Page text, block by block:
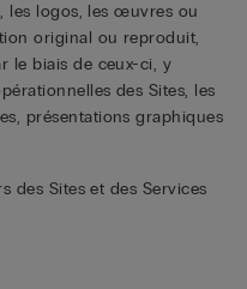
les logos, les œuvres ou
original ou reproduit,
le biais de ceux-ci, y
des Sites, les
présentations graphiques
des Sites et des Services